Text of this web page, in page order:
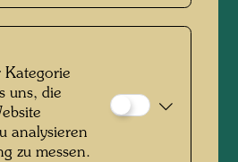
im Otto-
in der
2, Wien
Kategorie
uns, die
analysieren
zu messen.